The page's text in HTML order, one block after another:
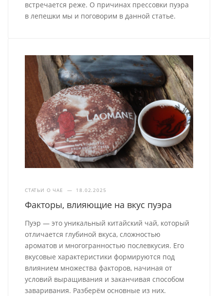
встречается реже. О причинах прессовки пуэра
в лепешки мы и поговорим в данной статье.
СТАТЬИ О ЧАЕ — 18.02.2025
Факторы, влияющие на вкус пуэра
Пуэр — это уникальный китайский чай, который
отличается глубиной вкуса, сложностью
ароматов и многогранностью послевкусия. Его
вкусовые характеристики формируются под
влиянием множества факторов, начиная от
условий выращивания и заканчивая способом
заваривания. Разберём основные из них.